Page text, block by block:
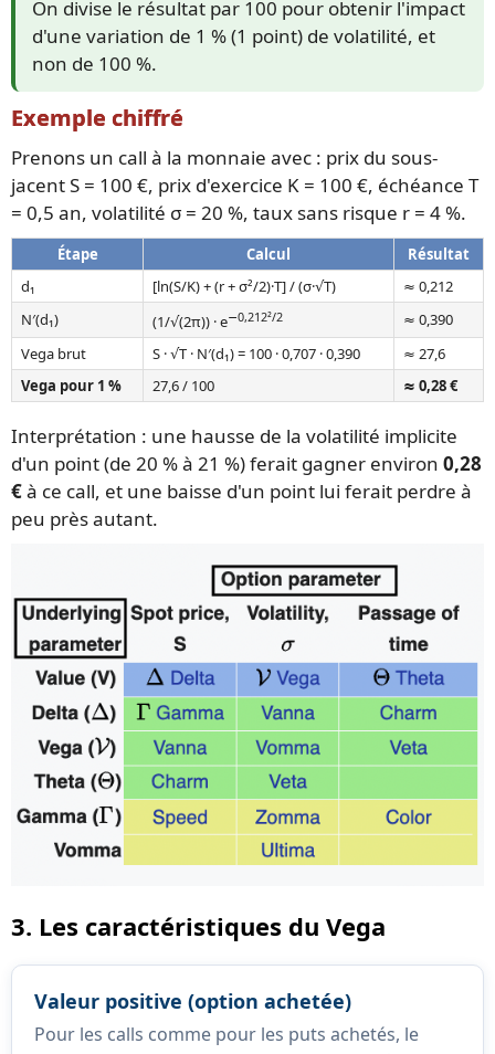
On divise le résultat par 100 pour obtenir l'impact
d'une variation de 1 % (1 point) de volatilité, et
non de 100 %.
Exemple chiffré
Prenons un call à la monnaie avec : prix du sous-
jacent S = 100 €, prix d'exercice K = 100 €, échéance T
= 0,5 an, volatilité σ = 20 %, taux sans risque r = 4 %.
Étape Calcul
Résultat
d₁
[ln(S/K) + (r + σ²/2)·T] / (σ·√T)
≈ 0,212
N′(d₁)
(1/√(2π)) · e−0,212²/2
≈ 0,390
Vega brut
S · √T · N′(d₁) = 100 · 0,707 · 0,390
≈ 27,6
Vega pour 1 %
27,6 / 100 ≈ 0,28 €
Interprétation : une hausse de la volatilité implicite
d'un point (de 20 % à 21 %) ferait gagner environ 0,28
€à ce call, et une baisse d'un point lui ferait perdre à
peu près autant.
3. Les caractéristiques du Vega
Valeur positive (option achetée)
Pour les calls comme pour les puts achetés, le